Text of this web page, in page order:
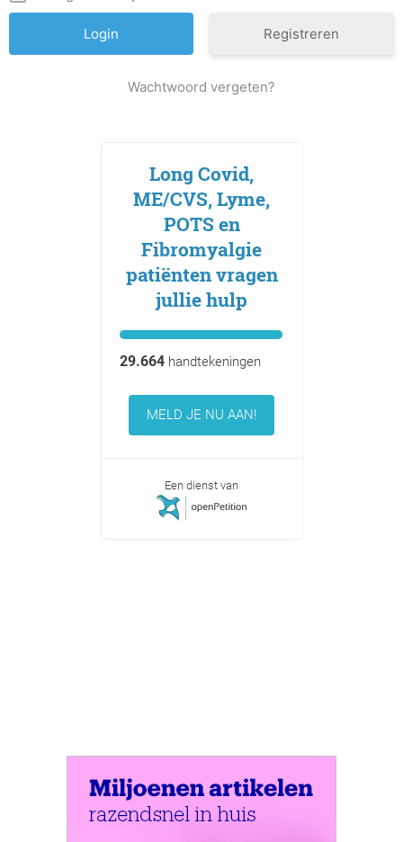
Registreren
Wachtwoord vergeten?
Long Covid,
ME/CVS, Lyme,
POTS en
Fibromyalgie
patiënten vragen
jullie hulp
29.664handtekeningen
MELD JE NU AAN!
Een dienst van